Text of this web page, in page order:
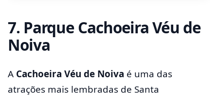
7. Parque Cachoeira Véu de
Noiva
A Cachoeira Véu de Noiva é uma das
atrações mais lembradas de Santa